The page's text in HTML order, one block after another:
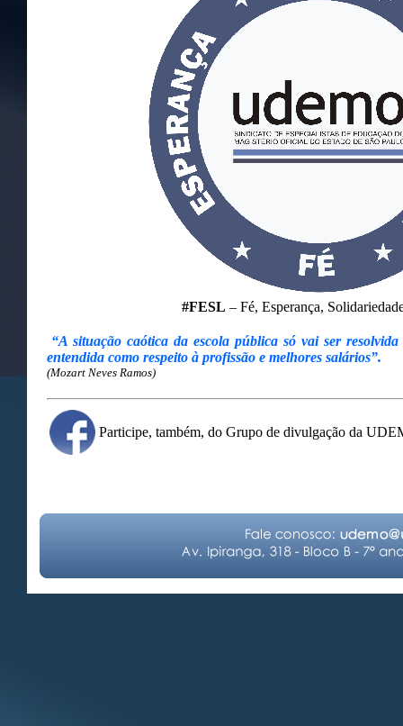
#FESL – Fé, Esperança,
“A situação caótica da escola pública só vai ser
entendida como respeito à profissão e melhores salários”.
(Mozart Neves Ramos)
Participe, também, do Grupo de divulgação da